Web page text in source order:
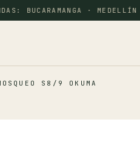
BUCARAMANGA · MEDELLÍN ·
S8/9 OKUMA